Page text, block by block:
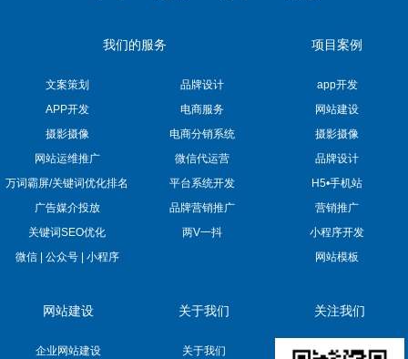
我们的服务
文案策划
品牌设计
APP开发
电商服务
摄影摄像
电商分销系统
网站运维推广
微信代运营
万词霸屏/关键词优化排名
平台系统开发
广告媒介投放
品牌营销推广
关键词SEO优化
两V一抖
微信 | 公众号 | 小程序
项目案例
app开发
网站建设
摄影摄像
品牌设计
H5•手机站
营销推广
小程序开发
网站模板
网站建设
企业网站建设
关于我们
关于我们
关注我们